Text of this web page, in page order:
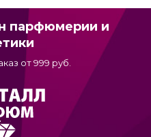
парфюмерии и
от 999 руб.